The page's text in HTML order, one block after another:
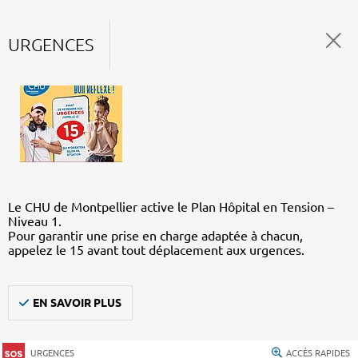
URGENCES
Le CHU de Montpellier active le Plan Hôpital en Tension –
Niveau 1.
Pour garantir une prise en charge adaptée à chacun,
appelez le 15 avant tout déplacement aux urgences.
EN SAVOIR PLUS
URGENCES ACCÈS RAPIDES